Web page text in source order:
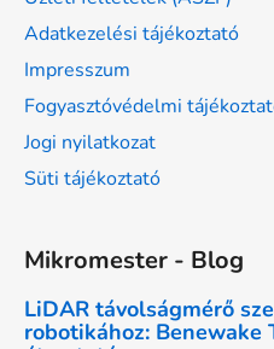
Adatkezelési tájékoztató
Impresszum
Fogyasztóvédelmi
Jogi nyilatkozat
Süti tájékoztató
Mikromester - Blog
LiDAR távolságmérő
robotikához: Benewake